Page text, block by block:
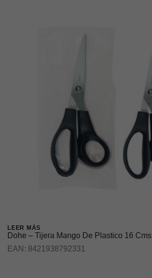
LEER MÁS
Dohe – Tijera Mango De Plastico 16 Cms
EAN: 8421938792331